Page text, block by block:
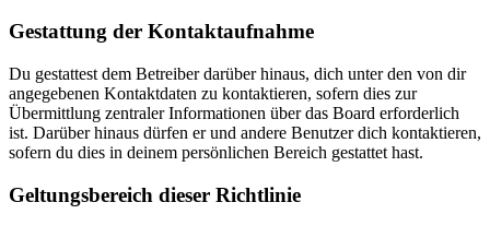
Gestattung der Kontaktaufnahme
Du gestattest dem Betreiber darüber hinaus, dich unter den von dir
angegebenen Kontaktdaten zu kontaktieren, sofern dies zur
Übermittlung zentraler Informationen über das Board erforderlich
ist. Darüber hinaus dürfen er und andere Benutzer dich kontaktieren,
sofern du dies in deinem persönlichen Bereich gestattet hast.
Geltungsbereich dieser Richtlinie